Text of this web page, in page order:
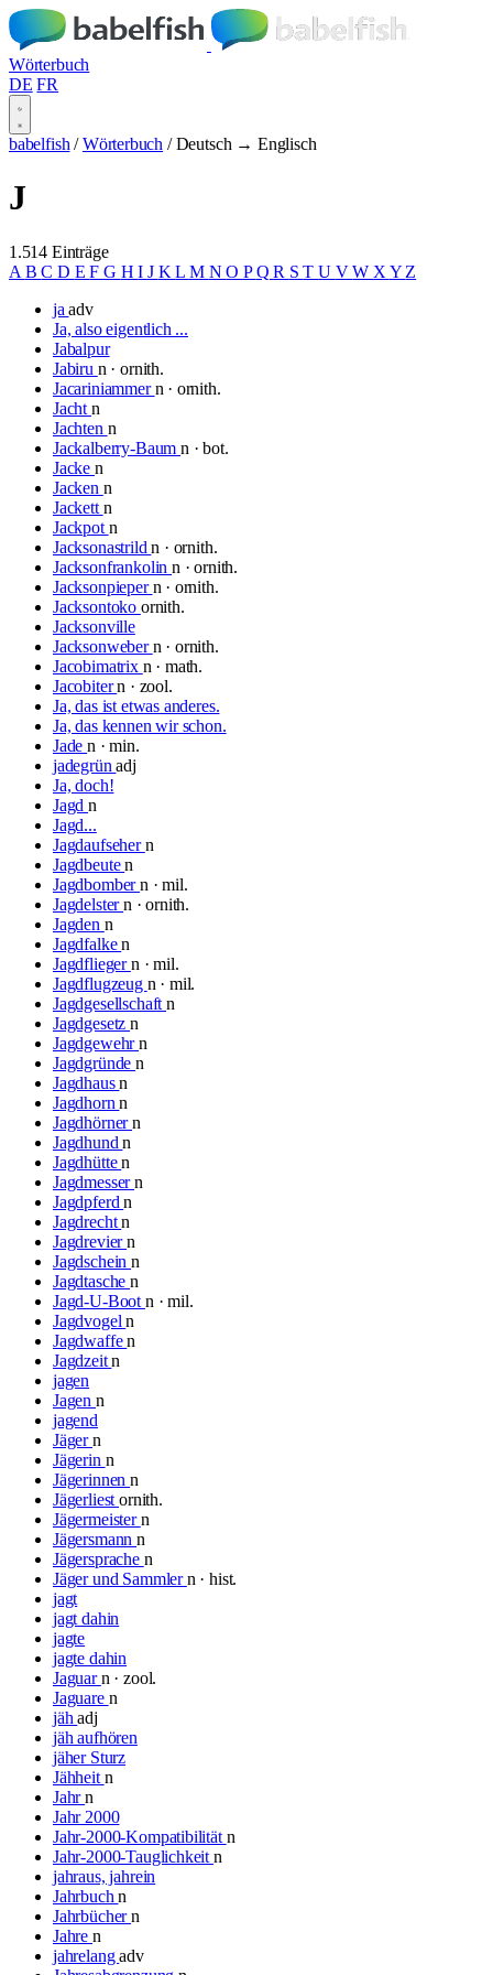
Wörterbuch
DE FR
babelfish / Wörterbuch / Deutsch → Englisch
J
1.514 Einträge
A BC D EF G HI J KL M NO PQR STU VW X Y Z
jaadv
Ja, also eigentlich ...
Jabalpur
Jabiru n · ornith.
Jacariniammern · ornith.
Jacht n
Jachten n
Jackalberry-Baumn · bot.
Jacke n
Jacken n
Jackett n
Jackpot n
Jacksonastrildn · ornith.
Jacksonfrankolinn · ornith.
Jacksonpiepern · ornith.
Jacksontoko ornith.
Jacksonville
Jacksonwebern · ornith.
Jacobimatrix n · math.
Jacobitern · zool.
Ja, das ist etwas anderes.
Ja, das kennen wir schon.
Jaden · min.
jadegrünadj
Ja, doch!
Jagdn
Jagd...
Jagdaufsehern
Jagdbeuten
Jagdbombern · mil.
Jagdelstern · ornith.
Jagden n
Jagdfalken
Jagdfliegern · mil.
Jagdflugzeug n · mil.
Jagdgesellschaftn
Jagdgesetzn
Jagdgewehrn
Jagdgründen
Jagdhausn
Jagdhornn
Jagdhörnern
Jagdhundn
Jagdhütten
Jagdmessern
Jagdpferdn
Jagdrechtn
Jagdreviern
Jagdscheinn
Jagdtaschen
Jagd-U-Boot n · mil.
Jagdvogeln
Jagdwaffen
Jagdzeitn
jagen
Jagen n
jagend
Jägern
Jägerin n
Jägerinnenn
Jägerliestornith.
Jägermeistern
Jägersmannn
Jägersprache n
Jäger und Sammlern · hist.
jagt
jagt dahin
jagte
jagte dahin
Jaguarn · zool.
Jaguare n
jähadj
jäh aufhören
jäher Sturz
Jähheit n
Jahrn
Jahr 2000
Jahr-2000-Kompatibilität n
Jahr-2000-Tauglichkeit n
jahraus, jahrein
Jahrbuchn
Jahrbüchern
Jahre n
jahrelangadv